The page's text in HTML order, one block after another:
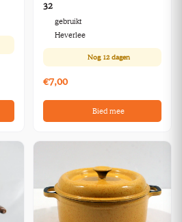
32
gebruikt
Heverlee
Nog 12 dagen
€7,00
Bied mee